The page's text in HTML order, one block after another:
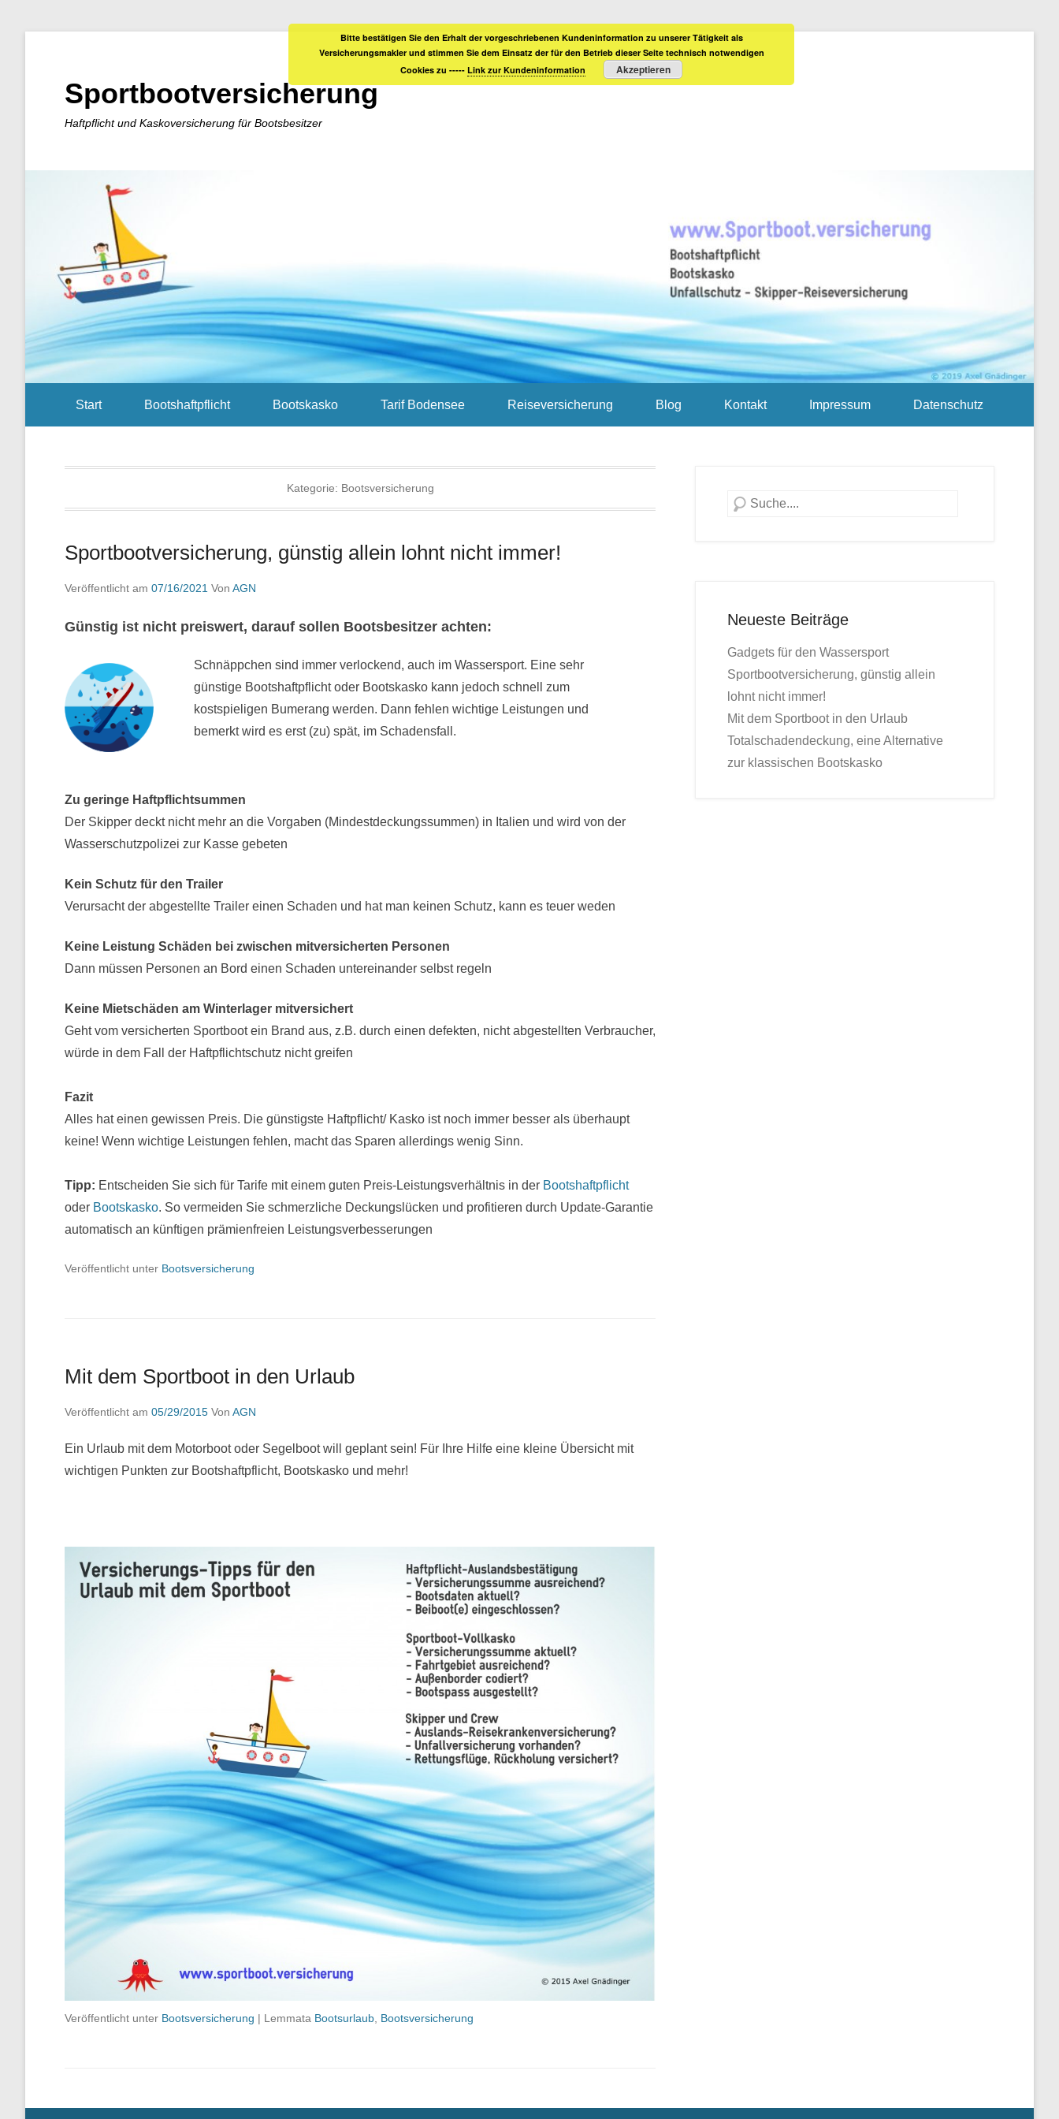
Sportbootversicherung
Haftpflicht und Kaskoversicherung für Bootsbesitzer
Start
Bootshaftpflicht Bootskasko Tarif Bodensee Reiseversicherung Blog Kontakt Impressum Datenschutz
Kategorie: Bootsversicherung
Sportbootversicherung, günstig allein lohnt nicht immer!
Veröffentlicht am 07/16/2021 Von AGN
Günstig ist nicht preiswert, darauf sollen Bootsbesitzer achten:
Schnäppchen sind immer verlockend, auch im Wassersport. Eine sehr
günstige Bootshaftpflicht oder Bootskasko kann jedoch schnell zum
kostspieligen Bumerang werden. Dann fehlen wichtige Leistungen und
bemerkt wird es erst (zu) spät, im Schadensfall.
Zu geringe Haftpflichtsummen
Der Skipper deckt nicht mehr an die Vorgaben (Mindestdeckungssummen) in Italien und wird von der
Wasserschutzpolizei zur Kasse gebeten
Kein Schutz für den Trailer
Verursacht der abgestellte Trailer einen Schaden und hat man keinen Schutz, kann es teuer weden
Keine Leistung Schäden bei zwischen mitversicherten Personen
Dann müssen Personen an Bord einen Schaden untereinander selbst regeln
Keine Mietschäden am Winterlager mitversichert
Geht vom versicherten Sportboot ein Brand aus, z.B. durch einen defekten, nicht abgestellten Verbraucher,
würde in dem Fall der Haftpflichtschutz nicht greifen
Fazit
Alles hat einen gewissen Preis. Die günstigste Haftpflicht/ Kasko ist noch immer besser als überhaupt
keine! Wenn wichtige Leistungen fehlen, macht das Sparen allerdings wenig Sinn.
Tipp: Entscheiden Sie sich für Tarife mit einem guten Preis-Leistungsverhältnis in der Bootshaftpflicht
oder Bootskasko. So vermeiden Sie schmerzliche Deckungslücken und profitieren durch Update-Garantie
automatisch an künftigen prämienfreien Leistungsverbesserungen
Veröffentlicht unter Bootsversicherung
Mit dem Sportboot in den Urlaub
Veröffentlicht am 05/29/2015 Von AGN
Ein Urlaub mit dem Motorboot oder Segelboot will geplant sein! Für Ihre Hilfe eine kleine Übersicht mit
wichtigen Punkten zur Bootshaftpflicht, Bootskasko und mehr!
Veröffentlicht unter Bootsversicherung | Lemmata Bootsurlaub, Bootsversicherung
Suche
Neueste Beiträge
Gadgets für den Wassersport
Sportbootversicherung, günstig allein
lohnt nicht immer!
Mit dem Sportboot in den Urlaub
Totalschadendeckung, eine Alternative
zur klassischen Bootskasko
Bitte bestätigen Sie den Erhalt der vorgeschriebenen Kundeninformation zu unserer Tätigkeit als
Versicherungsmakler und stimmen Sie dem Einsatz der für den Betrieb dieser Seite technisch notwendigen
Cookies zu ----- Link zur Kundeninformation Akzeptieren